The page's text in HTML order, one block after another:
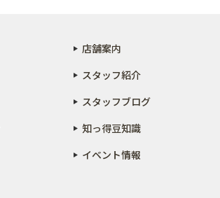
店舗案内
スタッフ紹介
スタッフブログ
知っ得豆知識
イベント情報